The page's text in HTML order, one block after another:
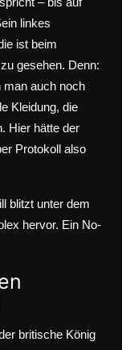
linkes
ist beim
gesehen. Denn:
man auch noch
Kleidung, die
Hier hätte der
Protokoll also
blitzt unter dem
hervor. Ein No-
britische König